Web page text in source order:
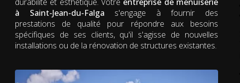
à Saint-Jean-du-Falga s'engage à fournir des
prestations de qualité pour répondre aux besoins
spécifiques de ses clients, qu'il s'agisse de nouvelles
installations ou de la rénovation de structures existantes.